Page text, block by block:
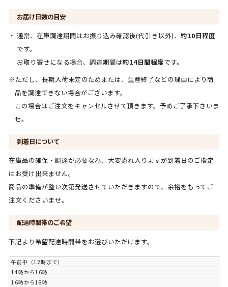
お届け日数の目安
通常、在庫調達期間はお振り込み確認後(代引き以外)、約10日程度
です。
お取り寄せになる場合、調達期間は約14日間程度です。
※ただし、長期入荷未定のためまたは、生産終了などの理由により商
品を調達できない場合がございます。
この場合はご注文をキャンセルさせて頂きます。予めご了承下さいま
せ。
到着日について
在庫品の確保・調達が必要な為、大変恐れ入りますが到着日のご指定
はお受け出来ません。
商品の準備が整い次第発送させていただきますので、余裕をもってご
注文くださいませ。
配達時間帯のご希望
下記より希望配達時間帯をお選びいただけます。
午前中（12時まで）
14時から16時
16時から18時